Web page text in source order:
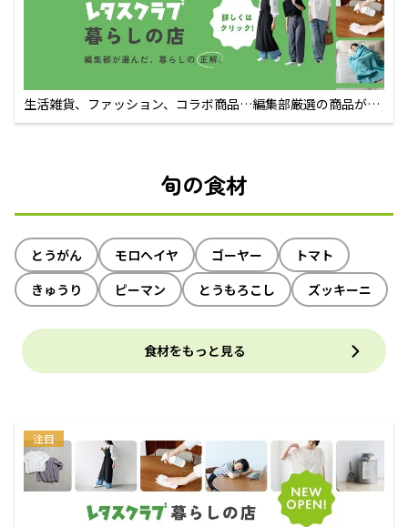
生活雑貨、ファッション、コラボ商品…編集部厳選の商品が買
えるECサイト
旬の食材
とうがん モロヘイヤ ゴーヤー
トマト
きゅうり
ピーマン とうもろこし ズッキーニ
食材をもっと見る
注目